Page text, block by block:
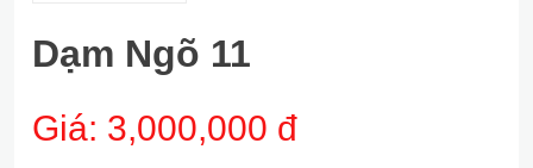
Dạm Ngõ 11
Giá: 3,000,000 đ